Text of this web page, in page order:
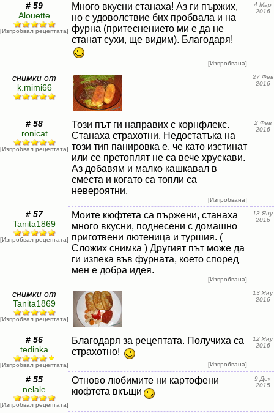
# 59
Alouette
[Изпробвал рецептата]
Много вкусни станаха! Аз ги пържих,
но с удоволствие бих пробвала и на
фурна (притеснението ми е да не
станат сухи, ще видим). Благодаря!
[Изпробвана]
4 Мар
2016
снимки от
k.mimi66
27 Фев
2016
# 58
ronicat
[Изпробвал рецептата]
Този път ги направих с корнфлекс.
Станаха страхотни. Недостатъка на
този тип панировка е, че като изстинат
или се претоплят не са вече хрускави.
Аз добавям и малко кашкавал в
сместа и когато са топли са
невероятни.
[Изпробвана]
2 Фев
2016
# 57
Tanita1869
[Изпробвал рецептата]
Моите кюфтета са пържени, станаха
много вкусни, поднесени с домашно
приготвени лютеница и туршия. (
Сложих снимка ) Другият път може да
ги изпека във фурната, което според
мен е добра идея.
[Изпробвана]
13 Яну
2016
снимки от
Tanita1869
[Изпробвал рецептата]
13 Яну
2016
# 56
tedinka
[Изпробвал рецептата]
Благодаря за рецептата. Получиха са
страхотно!
[Изпробвана]
12 Яну
2016
# 55
nelale
[Изпробвал рецептата]
Отново любимите ни картофени
кюфтета вкъщи
9 Дек
2015